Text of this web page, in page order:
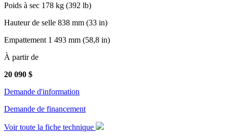
Poids à sec 178 kg (392 lb)
Hauteur de selle 838 mm (33 in)
Empattement 1 493 mm (58,8 in)
À partir de
20 090 $
Demande d'information
Demande de financement
Voir toute la fiche technique